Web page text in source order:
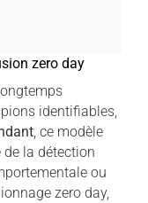
zero day
identifiables,
, ce modèle
de la détection
ou
zero day,